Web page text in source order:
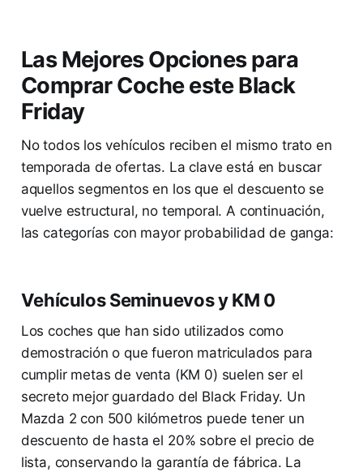
Las Mejores Opciones para
Comprar Coche este Black
Friday
No todos los vehículos reciben el mismo trato en
temporada de ofertas. La clave está en buscar
aquellos segmentos en los que el descuento se
vuelve estructural, no temporal. A continuación,
las categorías con mayor probabilidad de ganga:
Vehículos Seminuevos y KM 0
Los coches que han sido utilizados como
demostración o que fueron matriculados para
cumplir metas de venta (KM 0) suelen ser el
secreto mejor guardado del Black Friday. Un
Mazda 2 con 500 kilómetros puede tener un
descuento de hasta el 20% sobre el precio de
lista, conservando la garantía de fábrica. La